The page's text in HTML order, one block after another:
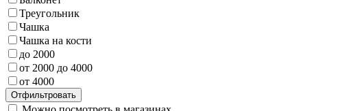
Треугольник
Чашка
Чашка на кости
до 2000
от 2000 до 4000
от 4000